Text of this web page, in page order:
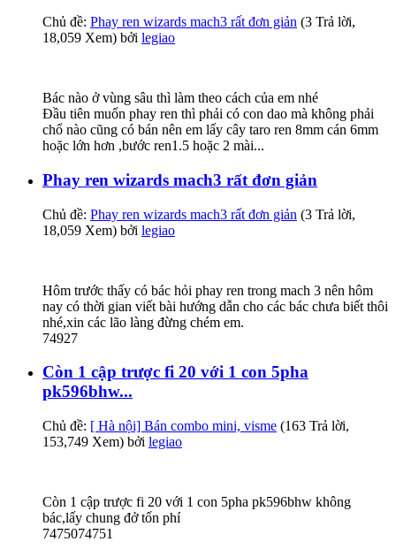
Chủ đề: Phay ren wizards mach3 rất đơn giản (3 Trả lời,
18,059 Xem) bởi legiao
Bác nào ở vùng sâu thì làm theo cách của em nhé
Đầu tiên muốn phay ren thì phải có con dao mà không phải
chổ nào cũng có bán nên em lấy cây taro ren 8mm cán 6mm
hoặc lớn hơn ,bước ren1.5 hoặc 2 mài...
Phay ren wizards mach3 rất đơn giản
Chủ đề: Phay ren wizards mach3 rất đơn giản (3 Trả lời,
18,059 Xem) bởi legiao
Hôm trước thấy có bác hỏi phay ren trong mach 3 nên hôm
nay có thời gian viết bài hướng dẫn cho các bác chưa biết thôi
nhé,xin các lão làng đừng chém em.
74927
Còn 1 cập trược fi 20 với 1 con 5pha
pk596bhw...
Chủ đề: [ Hà nội] Bán combo mini, visme (163 Trả lời,
153,749 Xem) bởi legiao
Còn 1 cập trược fi 20 với 1 con 5pha pk596bhw không
bác,lấy chung đở tốn phí
7475074751